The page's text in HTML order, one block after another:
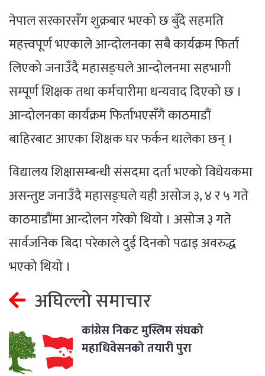
नेपाल सरकारसँग शुक्रबार भएको छ बुँदे सहमति
महत्त्वपूर्ण भएकाले आन्दोलनका सबै कार्यक्रम फिर्ता
लिएको जनाउँदै महासङ्घले आन्दोलनमा सहभागी
सम्पूर्ण शिक्षक तथा कर्मचारीमा धन्यवाद दिएको छ ।
आन्दोलनका कार्यक्रम फिर्ताभएसँगै काठमाडौं
बाहिरबाट आएका शिक्षक घर फर्कन थालेका छन् ।
विद्यालय शिक्षासम्बन्धी संसदमा दर्ता भएको विधेयकमा
असन्तुष्ट जनाउँदै महासङ्घले यही असोज ३, ४ र ५ गते
काठमाडौंमा आन्दोलन गरेको थियो । असोज ३ गते
सार्वजनिक बिदा परेकाले दुई दिनको पढाइ अवरुद्ध
भएको थियो ।
अघिल्लो समाचार
कांग्रेस निकट मुस्लिम संघको
महाधिवेसनको तयारी पुरा